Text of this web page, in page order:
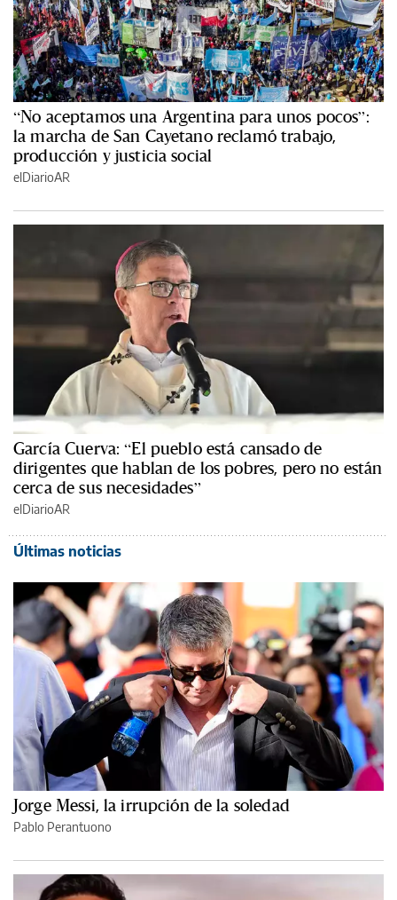
“No aceptamos una Argentina para unos pocos”:
la marcha de San Cayetano reclamó trabajo,
producción y justicia social
elDiarioAR
García Cuerva: “El pueblo está cansado de
dirigentes que hablan de los pobres, pero no están
cerca de sus necesidades”
elDiarioAR
Últimas noticias
Jorge Messi, la irrupción de la soledad
Pablo Perantuono